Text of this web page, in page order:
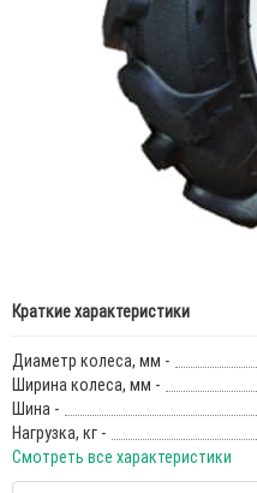
Краткие характеристики
Диаметр колеса, мм -
Ширина колеса, мм -
Шина -
Нагрузка, кг -
Смотреть все характеристики